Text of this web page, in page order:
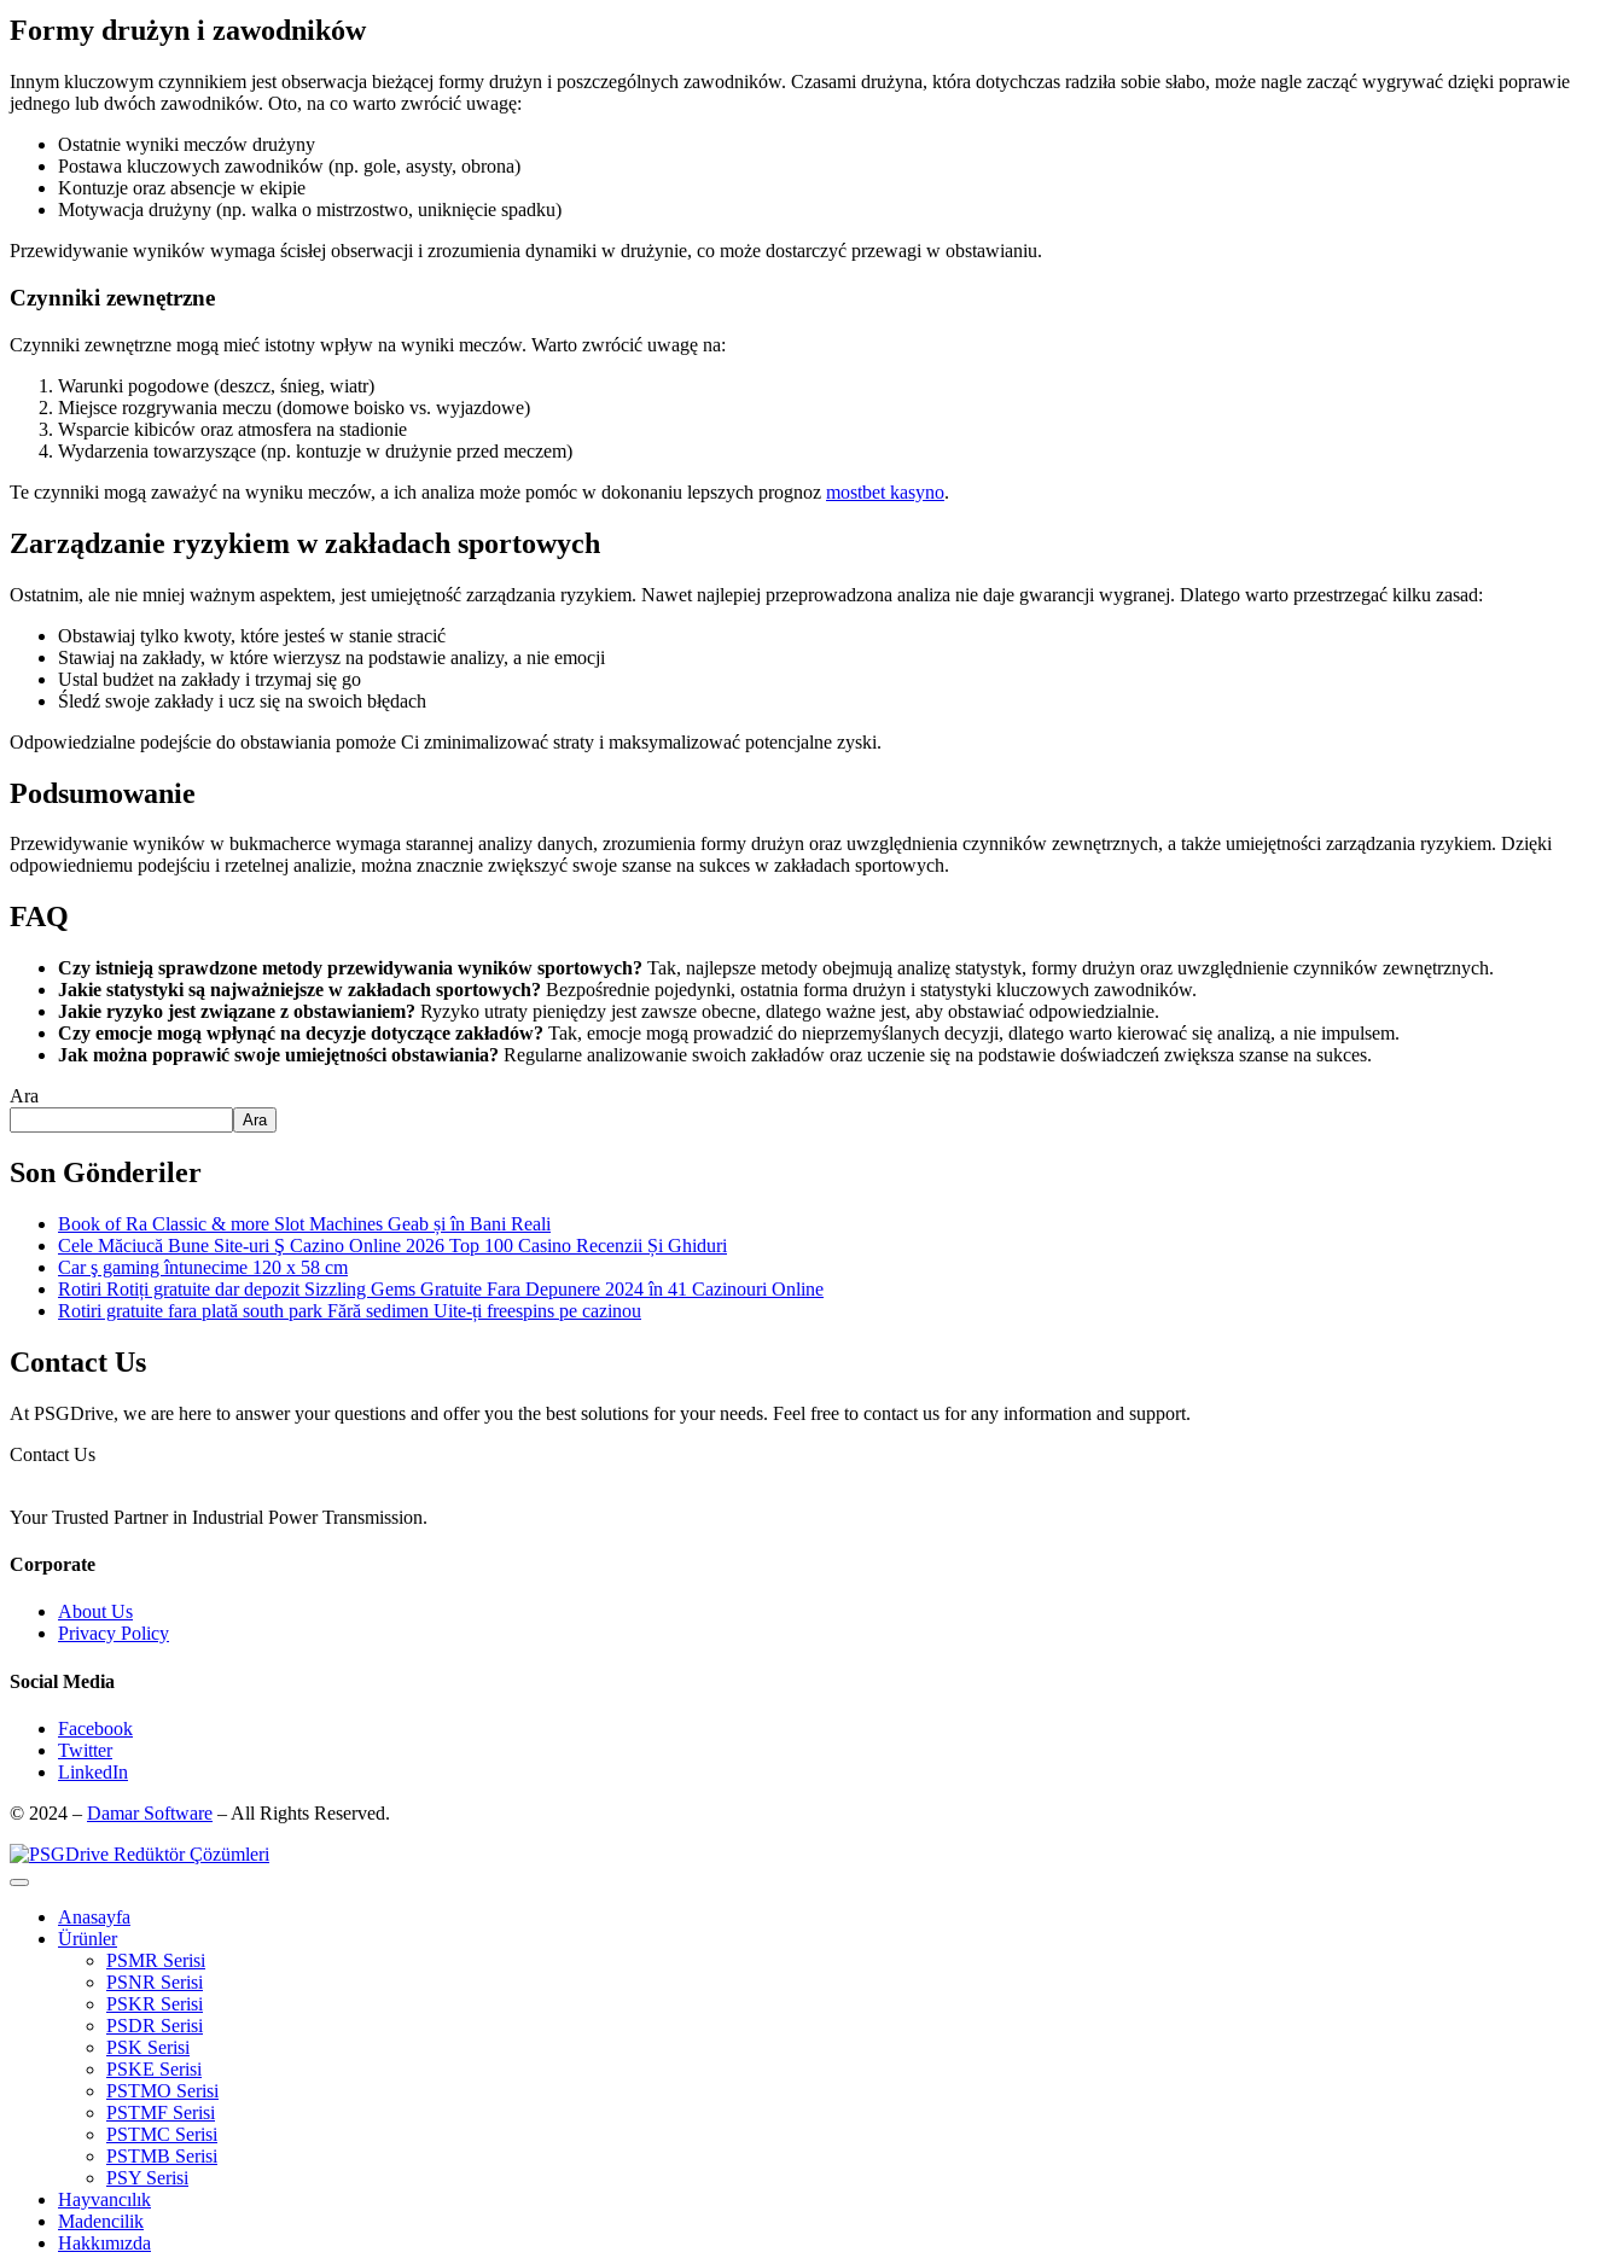
Formy drużyn i zawodników
Innym kluczowym czynnikiem jest obserwacja bieżącej formy drużyn i poszczególnych zawodników. Czasami drużyna, która dotychczas radziła sobie słabo, może nagle zacząć wygrywać dzięki poprawie
jednego lub dwóch zawodników. Oto, na co warto zwrócić uwagę:
Ostatnie wyniki meczów drużyny
Postawa kluczowych zawodników (np. gole, asysty, obrona)
Kontuzje oraz absencje w ekipie
Motywacja drużyny (np. walka o mistrzostwo, uniknięcie spadku)
Przewidywanie wyników wymaga ścisłej obserwacji i zrozumienia dynamiki w drużynie, co może dostarczyć przewagi w obstawianiu.
Czynniki zewnętrzne
Czynniki zewnętrzne mogą mieć istotny wpływ na wyniki meczów. Warto zwrócić uwagę na:
Warunki pogodowe (deszcz, śnieg, wiatr)
Miejsce rozgrywania meczu (domowe boisko vs. wyjazdowe)
Wsparcie kibiców oraz atmosfera na stadionie
Wydarzenia towarzyszące (np. kontuzje w drużynie przed meczem)
Te czynniki mogą zaważyć na wyniku meczów, a ich analiza może pomóc w dokonaniu lepszych prognoz mostbet kasyno.
Zarządzanie ryzykiem w zakładach sportowych
Ostatnim, ale nie mniej ważnym aspektem, jest umiejętność zarządzania ryzykiem. Nawet najlepiej przeprowadzona analiza nie daje gwarancji wygranej. Dlatego warto przestrzegać kilku zasad:
Obstawiaj tylko kwoty, które jesteś w stanie stracić
Stawiaj na zakłady, w które wierzysz na podstawie analizy, a nie emocji
Ustal budżet na zakłady i trzymaj się go
Śledź swoje zakłady i ucz się na swoich błędach
Odpowiedzialne podejście do obstawiania pomoże Ci zminimalizować straty i maksymalizować potencjalne zyski.
Podsumowanie
Przewidywanie wyników w bukmacherce wymaga starannej analizy danych, zrozumienia formy drużyn oraz uwzględnienia czynników zewnętrznych, a także umiejętności zarządzania ryzykiem. Dzięki
odpowiedniemu podejściu i rzetelnej analizie, można znacznie zwiększyć swoje szanse na sukces w zakładach sportowych.
FAQ
Czy istnieją sprawdzone metody przewidywania wyników sportowych? Tak, najlepsze metody obejmują analizę statystyk, formy drużyn oraz uwzględnienie czynników zewnętrznych.
Jakie statystyki są najważniejsze w zakładach sportowych? Bezpośrednie pojedynki, ostatnia forma drużyn i statystyki kluczowych zawodników.
Jakie ryzyko jest związane z obstawianiem? Ryzyko utraty pieniędzy jest zawsze obecne, dlatego ważne jest, aby obstawiać odpowiedzialnie.
Czy emocje mogą wpłynąć na decyzje dotyczące zakładów? Tak, emocje mogą prowadzić do nieprzemyślanych decyzji, dlatego warto kierować się analizą, a nie impulsem.
Jak można poprawić swoje umiejętności obstawiania? Regularne analizowanie swoich zakładów oraz uczenie się na podstawie doświadczeń zwiększa szanse na sukces.
Ara
Ara
Son Gönderiler
Book of Ra Classic & more Slot Machines Geab și în Bani Reali
Cele Măciucă Bune Site-uri Ş Cazino Online 2026 Top 100 Casino Recenzii Și Ghiduri
Car ş gaming întunecime 120 x 58 cm
Rotiri Rotiți gratuite dar depozit Sizzling Gems Gratuite Fara Depunere 2024 în 41 Cazinouri Online
Rotiri gratuite fara plată south park Fără sedimen Uite-ți freespins pe cazinou
Contact Us
At PSGDrive, we are here to answer your questions and offer you the best solutions for your needs. Feel free to contact us for any information and support.
Contact Us
Your Trusted Partner in Industrial Power Transmission.
Corporate
About Us
Privacy Policy
Social Media
Facebook
Twitter
LinkedIn
© 2024 – Damar Software – All Rights Reserved.
Anasayfa
Ürünler
PSMR Serisi
PSNR Serisi
PSKR Serisi
PSDR Serisi
PSK Serisi
PSKE Serisi
PSTMO Serisi
PSTMF Serisi
PSTMC Serisi
PSTMB Serisi
PSY Serisi
Hayvancılık
Madencilik
Hakkımızda